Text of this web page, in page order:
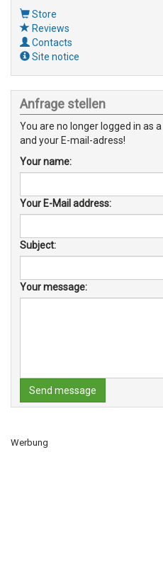
Store
Reviews
Contacts
Site notice
Anfrage stellen
You are no longer logged in as
and your E-mail-adress!
Your name:
Your E-Mail address:
Subject:
Your message:
Send message
Werbung